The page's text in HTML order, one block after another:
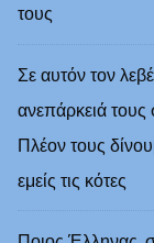
τους
Σε αυτόν τον
ανεπάρκειά
Πλέον τους
εμείς τις κότες